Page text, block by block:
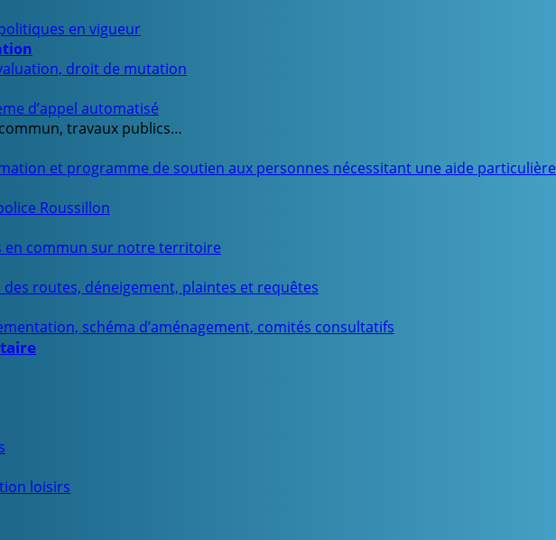
en vigueur
droit de mutation
d’appel automatisé
travaux publics…
et programme de soutien aux personnes nécessitant une aide particulière
Roussillon
en commun sur notre territoire
routes, déneigement, plaintes et requêtes
schéma d’aménagement, comités consultatifs
loisirs